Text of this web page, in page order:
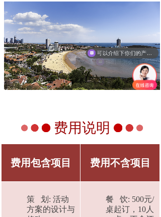
费用说明
费用包含项目 费用不含项目
策 划: 活动
方案的设计与
餐 饮: 500元/
桌起订，10人
可以介绍下你们的产品么
你们是怎么收费的呢